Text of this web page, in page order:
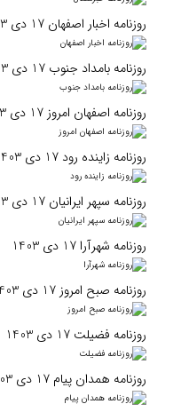
روزنامه اخبار اصفهان 17 دی 1403
روزنامه بامداد جنوب 17 دی 1403
روزنامه اصفهان امروز 17 دی 1403
روزنامه زاینده رود 17 دی 1403
روزنامه سپهر ایرانیان 17 دی 1403
روزنامه شهرآرا 17 دی 1403
روزنامه صبح امروز 17 دی 1403
روزنامه فضیلت 17 دی 1403
روزنامه همدان پیام 17 دی 1403